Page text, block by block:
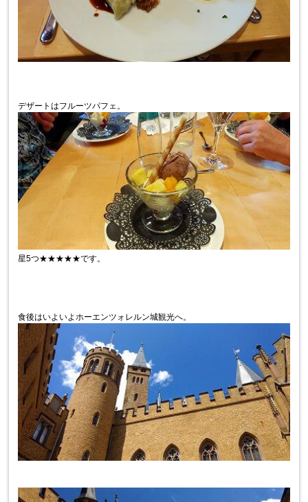
デザートはフルーツパフェ。
星5つ★★★★★です。
食後はいよいよホーエンツォレルン城観光へ。